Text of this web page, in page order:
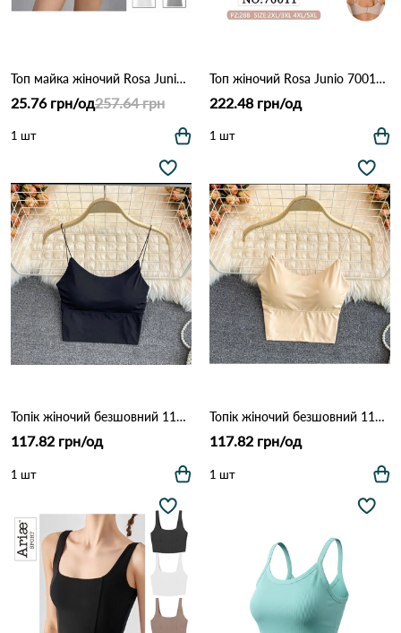
Топ майка жіночий Rosa Junio 661 (БРАК) Різні кольори
25.76 грн/од257.64 грн
1 шт
Топ жіночий Rosa Junio 70011 Різні кольори
222.48 грн/од
1 шт
Топік жіночий безшовний 1127 Чорний
117.82 грн/од
1 шт
Топік жіночий безшовний 1127 Бежевий
117.82 грн/од
1 шт